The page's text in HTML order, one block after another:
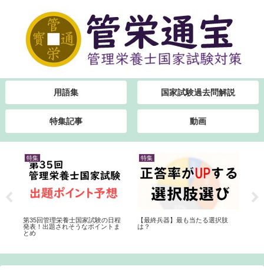
用語集 国家試験過去問解説
特集記事 動画
特集
第35回管理栄養士国家試験の日程
発表！出題されそうなポイントま
とめ
特集
【最終兵器】最も当たる選択肢
は？